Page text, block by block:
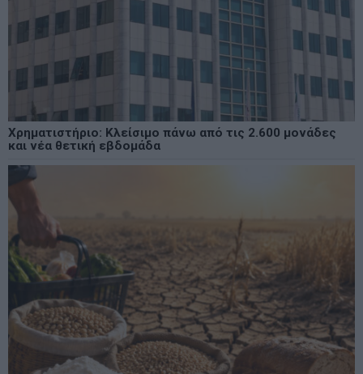
Χρηματιστήριο: Κλείσιμο πάνω από τις 2.600 μονάδες
και νέα θετική εβδομάδα